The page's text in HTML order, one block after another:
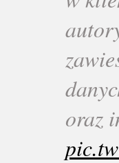
oraz